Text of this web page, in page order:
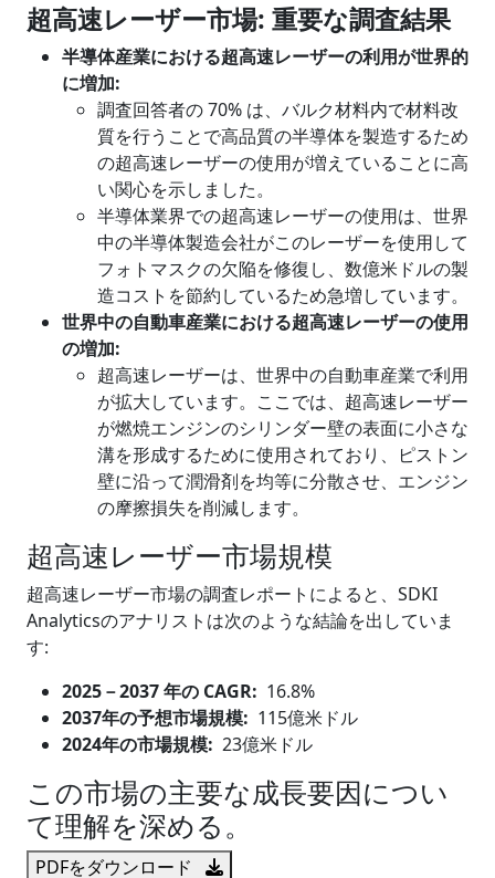
超高速レーザー市場: 重要な調査結果
半導体産業における超高速レーザーの利用が世界的
に増加:
調査回答者の 70% は、バルク材料内で材料改
質を行うことで高品質の半導体を製造するため
の超高速レーザーの使用が増えていることに高
い関心を示しました。
半導体業界での超高速レーザーの使用は、世界
中の半導体製造会社がこのレーザーを使用して
フォトマスクの欠陥を修復し、数億米ドルの製
造コストを節約しているため急増しています。
世界中の自動車産業における超高速レーザーの使用
の増加:
超高速レーザーは、世界中の自動車産業で利用
が拡大しています。ここでは、超高速レーザー
が燃焼エンジンのシリンダー壁の表面に小さな
溝を形成するために使用されており、ピストン
壁に沿って潤滑剤を均等に分散させ、エンジン
の摩擦損失を削減します。
超高速レーザー市場規模
超高速レーザー市場の調査レポートによると、SDKI
Analyticsのアナリストは次のような結論を出していま
す:
2025－2037 年の CAGR: 16.8%
2037年の予想市場規模: 115億米ドル
2024年の市場規模: 23億米ドル
この市場の主要な成長要因につい
て理解を深める。
PDFをダウンロード